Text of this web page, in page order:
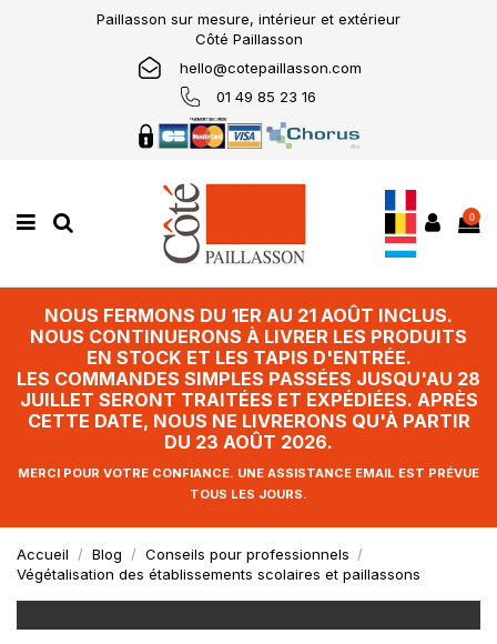
Paillasson sur mesure, intérieur et extérieur
Côté Paillasson
hello@cotepaillasson.com
01 49 85 23 16
0
NOUS FERMONS DU 1ER AU 21 AOÛT INCLUS.
NOUS CONTINUERONS À LIVRER LES PRODUITS
EN STOCK ET LES TAPIS D'ENTRÉE.
LES COMMANDES SIMPLES PASSÉES JUSQU'AU 28
JUILLET SERONT TRAITÉES ET EXPÉDIÉES. APRÈS
CETTE DATE, NOUS NE LIVRERONS QU'À PARTIR
DU 23 AOÛT 2026.
MERCI POUR VOTRE CONFIANCE. UNE ASSISTANCE EMAIL EST PRÉVUE
TOUS LES JOURS.
Accueil Blog
Conseils pour professionnels
Végétalisation des établissements scolaires et paillassons